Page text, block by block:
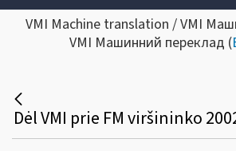
VMI Machine translation / VMI
VMI Машинний переклад (